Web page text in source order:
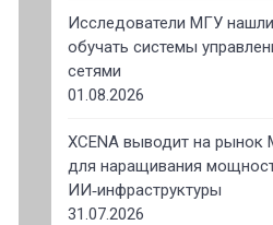
Исследователи МГУ
обучать системы
сетями
01.08.2026
XCENA выводит на рынок
для наращивания
ИИ‑инфраструктуры
31.07.2026